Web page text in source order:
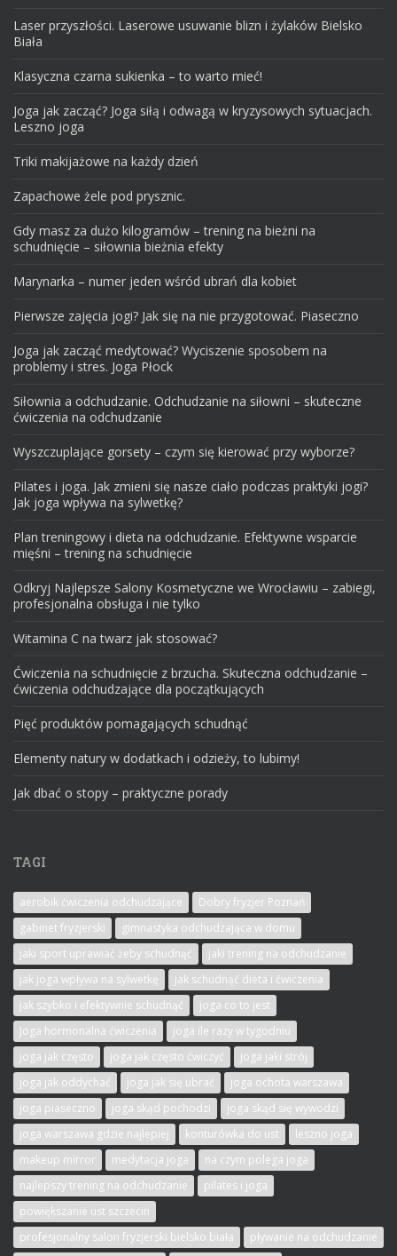
Laser przyszłości. Laserowe usuwanie blizn i żylaków Bielsko
Biała
Klasyczna czarna sukienka – to warto mieć!
Joga jak zacząć? Joga siłą i odwagą w kryzysowych sytuacjach.
Leszno joga
Triki makijażowe na każdy dzień
Zapachowe żele pod prysznic.
Gdy masz za dużo kilogramów – trening na bieżni na
schudnięcie – siłownia bieżnia efekty
Marynarka – numer jeden wśród ubrań dla kobiet
Pierwsze zajęcia jogi? Jak się na nie przygotować. Piaseczno
Joga jak zacząć medytować? Wyciszenie sposobem na
problemy i stres. Joga Płock
Siłownia a odchudzanie. Odchudzanie na siłowni – skuteczne
ćwiczenia na odchudzanie
Wyszczuplające gorsety – czym się kierować przy wyborze?
Pilates i joga. Jak zmieni się nasze ciało podczas praktyki jogi?
Jak joga wpływa na sylwetkę?
Plan treningowy i dieta na odchudzanie. Efektywne wsparcie
mięśni – trening na schudnięcie
Odkryj Najlepsze Salony Kosmetyczne we Wrocławiu – zabiegi,
profesjonalna obsługa i nie tylko
Witamina C na twarz jak stosować?
Ćwiczenia na schudnięcie z brzucha. Skuteczna odchudzanie –
ćwiczenia odchudzające dla początkujących
Pięć produktów pomagających schudnąć
Elementy natury w dodatkach i odzieży, to lubimy!
Jak dbać o stopy – praktyczne porady
TAGI
aerobik ćwiczenia odchudzające
Dobry fryzjer Poznań
gabinet fryzjerski
gimnastyka odchudzająca w domu
jaki sport uprawiać żeby schudnąć
jaki trening na odchudzanie
jak joga wpływa na sylwetkę
jak schudnąć dieta i ćwiczenia
jak szybko i efektywnie schudnąć
joga co to jest
Joga hormonalna ćwiczenia
joga ile razy w tygodniu
joga jak często
joga jak często ćwiczyć
joga jaki strój
joga jak oddychać
joga jak się ubrać
joga ochota warszawa
joga piaseczno
joga skąd pochodzi
joga skąd się wywodzi
joga warszawa gdzie najlepiej
konturówka do ust
leszno joga
makeup mirror
medytacja joga
na czym polega joga
najlepszy trening na odchudzanie
pilates i joga
powiększanie ust szczecin
profesjonalny salon fryzjerski bielsko biała
pływanie na odchudzanie